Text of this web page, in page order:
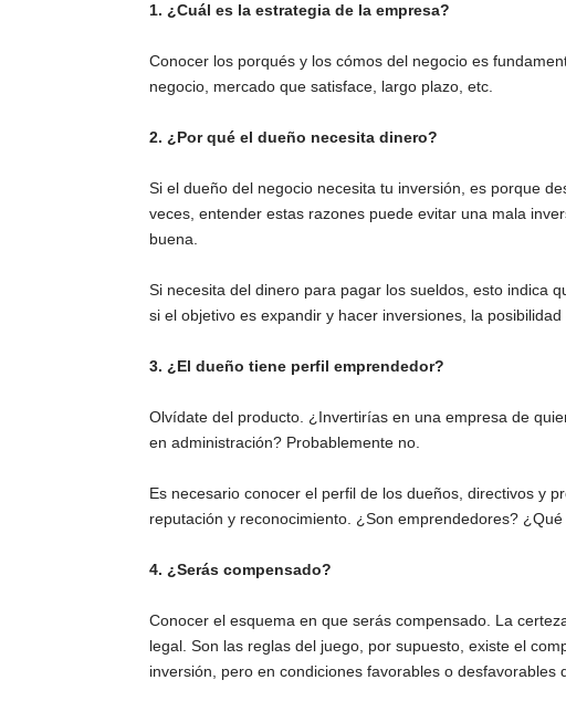
1. ¿Cuál es la estrategia de la empresa?
Conocer los porqués y los cómos del negocio es
negocio, mercado que satisface, largo plazo, etc.
2. ¿Por qué el dueño necesita dinero?
Si el dueño del negocio necesita tu inversión, es porque
veces, entender estas razones puede evitar una mala
buena.
Si necesita del dinero para pagar los sueldos, esto indica
si el objetivo es expandir y hacer inversiones, la posibilidad
3. ¿El dueño tiene perfil emprendedor?
Olvídate del producto. ¿Invertirías en una empresa de
en administración? Probablemente no.
Es necesario conocer el perfil de los dueños, directivos y
reputación y reconocimiento. ¿Son emprendedores?
4. ¿Serás compensado?
Conocer el esquema en que serás compensado. La
legal. Son las reglas del juego, por supuesto, existe el
inversión, pero en condiciones favorables o desfavorables